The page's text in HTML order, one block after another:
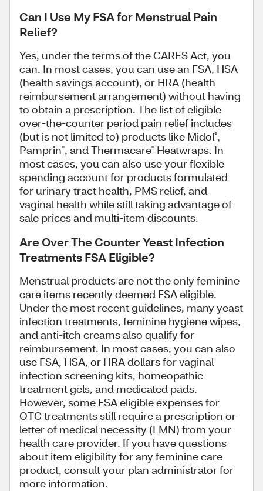
Can I Use My FSA for Menstrual Pain
Relief?
Yes, under the terms of the CARES Act, you
can. In most cases, you can use an FSA, HSA
(health savings account), or HRA (health
reimbursement arrangement) without having
to obtain a prescription. The list of eligible
over-the-counter period pain relief includes
(but is not limited to) products like Midol®,
Pamprin®, and Thermacare® Heatwraps. In
most cases, you can also use your flexible
spending account for products formulated
for urinary tract health, PMS relief, and
vaginal health while still taking advantage of
sale prices and multi-item discounts.
Are Over The Counter Yeast Infection
Treatments FSA Eligible?
Menstrual products are not the only feminine
care items recently deemed FSA eligible.
Under the most recent guidelines, many yeast
infection treatments, feminine hygiene wipes,
and anti-itch creams also qualify for
reimbursement. In most cases, you can also
use FSA, HSA, or HRA dollars for vaginal
infection screening kits, homeopathic
treatment gels, and medicated pads.
However, some FSA eligible expenses for
OTC treatments still require a prescription or
letter of medical necessity (LMN) from your
health care provider. If you have questions
about item eligibility for any feminine care
product, consult your plan administrator for
more information.